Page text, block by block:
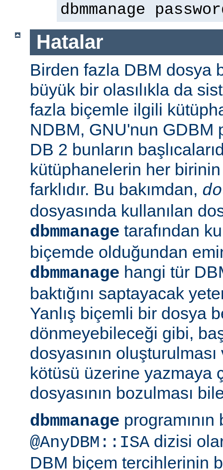
dbmmanage
Hatalar
Birden fazla DBM dosya
büyük bir olasılıkla da
fazla biçemle ilgili
NDBM, GNU'nun GDBM
DB 2 bunların
kütüphanelerin her
farklıdır. Bu bakımdan,
dosyasında kullanılan
dbmmanage tarafından
biçemde olduğundan
dbmmanage hangi tür
baktığını saptayacak
Yanlış biçemli bir dosya
dönmeyebileceği gibi,
dosyasının
kötüsü üzerine yazmaya
dosyasının bozulması
dbmmanage programının
@AnyDBM::ISA dizisi
DBM biçem tercihlerinin